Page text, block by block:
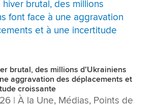
brutal, des millions d’Ukrainiens
aggravation des déplacements et
croissante
| À la Une, Médias, Points de